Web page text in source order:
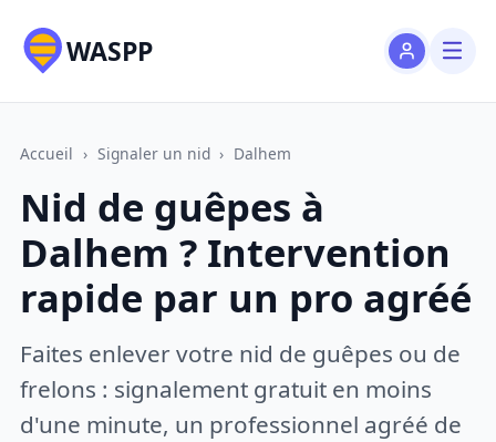
WASPP
Accueil › Signaler un nid › Dalhem
Nid de guêpes à
Dalhem ? Intervention
rapide par un pro agréé
Faites enlever votre nid de guêpes ou de
frelons : signalement gratuit en moins
d'une minute, un professionnel agréé de